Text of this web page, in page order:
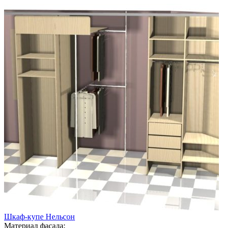
Шкаф-купе Нельсон
Материал фасада: